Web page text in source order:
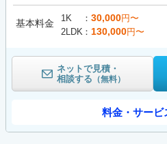
基本料金 1K 30,000円〜
2LDK
130,000円〜
ネットで見積・
相談する （無料）
料金・サービ